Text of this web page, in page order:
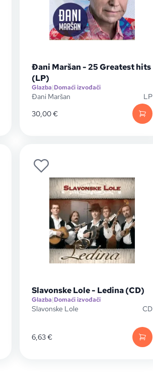
Đani Maršan - 25 Greatest hits
(LP)
Glazba|Domaći izvođači
Đani Maršan
LP
30,00€
Slavonske Lole - Ledina (CD)
Glazba|Domaći izvođači
Slavonske Lole CD
6,63€